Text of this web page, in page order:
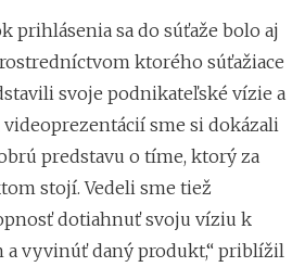
prihlásenia sa do súťaže bolo aj
ktorého súťažiace
svoje podnikateľské vízie a
videoprezentácií sme si dokázali
predstavu o tíme, ktorý za
stojí. Vedeli sme tiež
dotiahnuť svoju víziu k
vyvinúť daný produkt,“ priblížil